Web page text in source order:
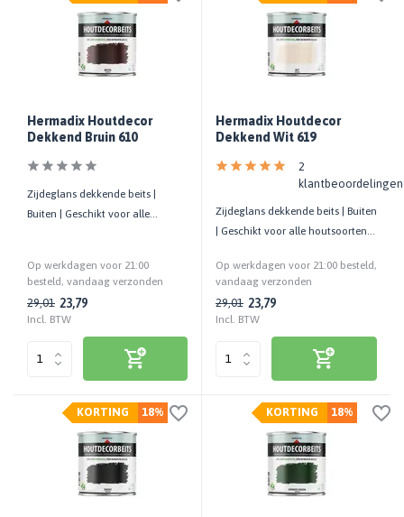
Hermadix Houtdecor
Dekkend Bruin 610
Zijdeglans dekkende beits |
Buiten | Geschikt voor alle
Op werkdagen voor 21:00
besteld, vandaag verzonden
29,01 23,79
Incl. BTW
Hermadix Houtdecor
Dekkend Wit 619
2
klantbeoordelingen
Zijdeglans dekkende beits | Buiten
| Geschikt voor alle houtsoorten |
Op werkdagen voor 21:00 besteld,
vandaag verzonden
29,01 23,79
Incl. BTW
18%
KORTING 18%
KORTING